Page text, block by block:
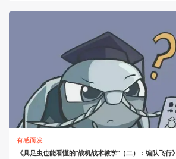
有感而发
《具足虫也能看懂的“战机战术教学”（二）：编队飞行》